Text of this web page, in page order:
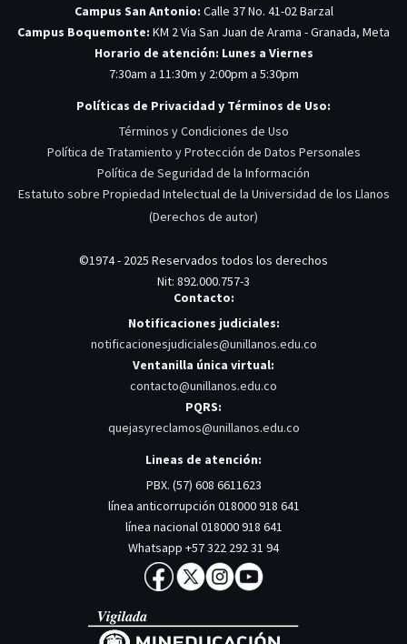
Campus San Antonio: Calle 37 No. 41-02 Barzal
Campus Boquemonte: KM 2 Via San Juan de Arama - Granada, Meta
Horario de atención: Lunes a Viernes
7:30am a 11:30m y 2:00pm a 5:30pm
Políticas de Privacidad y Términos de Uso:
Términos y Condiciones de Uso
Política de Tratamiento y Protección de Datos Personales
Política de Seguridad de la Información
Estatuto sobre Propiedad Intelectual de la Universidad de los Llanos
(Derechos de autor)
©1974 - 2025 Reservados todos los derechos
Nit: 892.000.757-3
Contacto:
Notificaciones judiciales:
notificacionesjudiciales@unillanos.edu.co
Ventanilla única virtual:
contacto@unillanos.edu.co
PQRS:
quejasyreclamos@unillanos.edu.co
Lineas de atención:
PBX. (57) 608 6611623
línea anticorrupción 018000 918 641
línea nacional 018000 918 641
Whatsapp +57 322 292 31 94